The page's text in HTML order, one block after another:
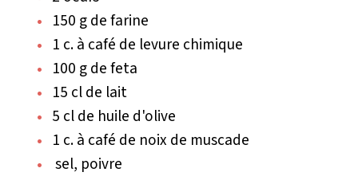
150 g de farine
1 c. à café de levure chimique
100 g de feta
15 cl de lait
5 cl de huile d'olive
1 c. à café de noix de muscade
sel, poivre